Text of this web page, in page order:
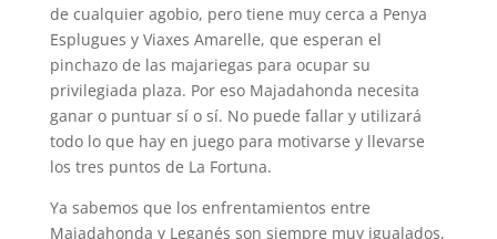
de cualquier agobio, pero tiene muy cerca a Penya
Esplugues y Viaxes Amarelle, que esperan el
pinchazo de las majariegas para ocupar su
privilegiada plaza. Por eso Majadahonda necesita
ganar o puntuar sí o sí. No puede fallar y utilizará
todo lo que hay en juego para motivarse y llevarse
los tres puntos de La Fortuna.
Ya sabemos que los enfrentamientos entre
Majadahonda y Leganés son siempre muy igualados,